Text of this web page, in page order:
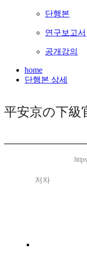
단행본
연구보고서
공개강의
home
단행본 상세
平安京の下級
저자